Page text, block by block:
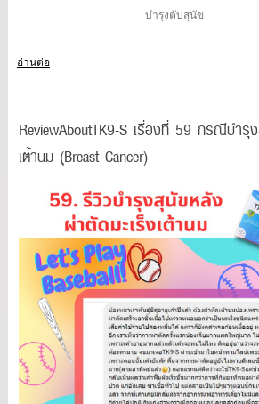
บำรุงตับสุนัข
อ่านต่อ
ReviewAboutTK9-S เรื่องที่ 59 กรณีบำรุ
เต้านม (ฺฺBreast Cancer)